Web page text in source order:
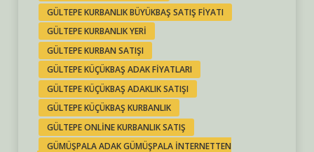
GÜLTEPE KURBANLIK BÜYÜKBAŞ SATIŞ FIYATI
GÜLTEPE KURBANLIK YERI
GÜLTEPE KURBAN SATIŞI
GÜLTEPE KÜÇÜKBAŞ ADAK FIYATLARI
GÜLTEPE KÜÇÜKBAŞ ADAKLIK SATIŞI
GÜLTEPE KÜÇÜKBAŞ KURBANLIK
GÜLTEPE ONLINE KURBANLIK SATIŞ
GÜMÜŞPALA ADAK GÜMÜŞPALA INTERNETTEN